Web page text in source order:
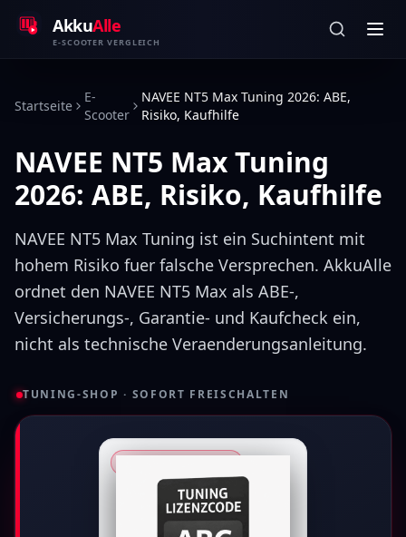
AkkuAlle
E-SCOOTER VERGLEICH
Startseite
E-
Scooter
NAVEE NT5 Max Tuning 2026: ABE,
Risiko, Kaufhilfe
NAVEE NT5 Max Tuning
2026: ABE, Risiko, Kaufhilfe
NAVEE NT5 Max Tuning ist ein Suchintent mit
hohem Risiko fuer falsche Versprechen. AkkuAlle
ordnet den NAVEE NT5 Max als ABE-,
Versicherungs-, Garantie- und Kaufcheck ein,
nicht als technische Veraenderungsanleitung.
TUNING-SHOP · SOFORT FREISCHALTEN